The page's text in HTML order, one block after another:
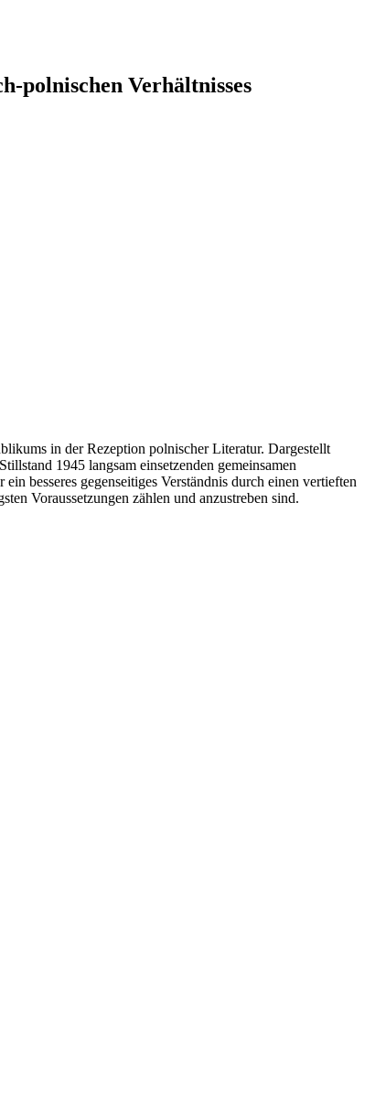
polnischen Verhältnisses
in der Rezeption polnischer Literatur. Dargestellt
1945 langsam einsetzenden gemeinsamen
besseres gegenseitiges Verständnis durch einen vertieften
Voraussetzungen zählen und anzustreben sind.